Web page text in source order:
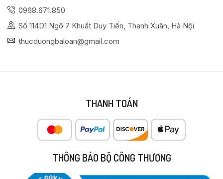
0968.671.850
Số 114D1 Ngõ 7 Khuất Duy Tiến, Thanh Xuân, Hà Nội
thucduongbaloan@gmail.com
THANH TOÁN
THÔNG BÁO BỘ CÔNG THƯƠNG